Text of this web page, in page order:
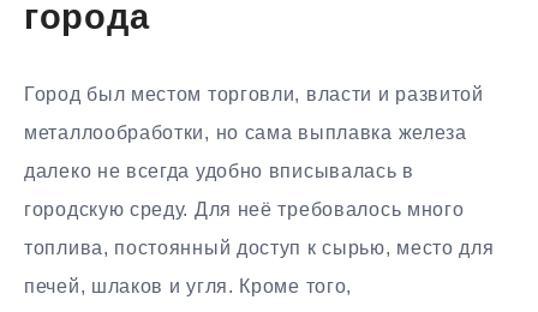
города
Город был местом торговли, власти и развитой
металлообработки, но сама выплавка железа
далеко не всегда удобно вписывалась в
городскую среду. Для неё требовалось много
топлива, постоянный доступ к сырью, место для
печей, шлаков и угля. Кроме того,